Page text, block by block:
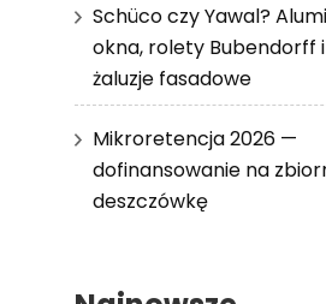
Schüco czy Yawal?
okna, rolety Bubendorff i
żaluzje fasadowe
Mikroretencja 2026 —
dofinansowanie na
deszczówkę